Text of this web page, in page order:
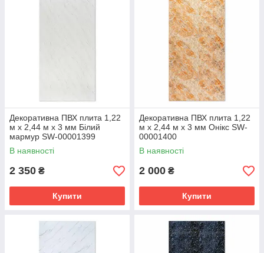
Декоративна ПВХ плита 1,22
м х 2,44 м х 3 мм Білий
мармур SW-00001399
В наявності
2 350 ₴
Купити
Декоративна ПВХ плита 1,22
м х 2,44 м х 3 мм Онікс SW-
00001400
В наявності
2 000 ₴
Купити